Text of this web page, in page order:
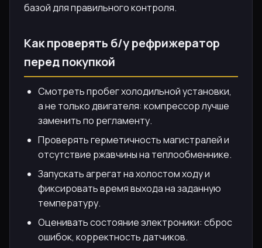
базой для правильного контроля.
Как проверять б/у рефрижератор
перед покупкой
Смотреть пробег холодильной установки,
а не только двигателя: компрессор лучше
заменить по регламенту.
Проверять герметичность магистралей и
отсутствие ржавчины на теплообменнике.
Запускать агрегат на холостом ходу и
фиксировать время выхода на заданную
температуру.
Оценивать состояние электроники: сброс
ошибок, корректность датчиков.